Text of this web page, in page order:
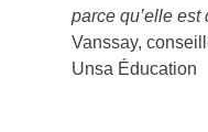
parce qu’elle est
Vanssay,
Unsa Éducation